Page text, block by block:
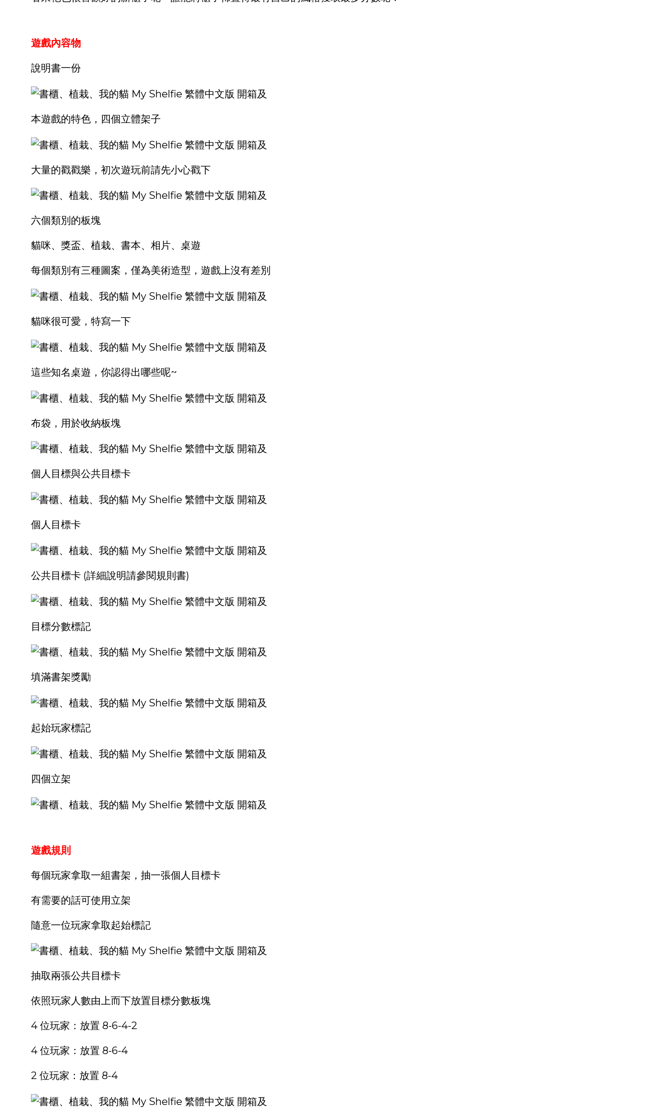
遊戲內容物
說明書一份
本遊戲的特色，四個立體架子
大量的戳戳樂，初次遊玩前請先小心戳下
六個類別的板塊
貓咪、獎盃、植栽、書本、相片、桌遊
每個類別有三種圖案，僅為美術造型，遊戲上沒有差別
貓咪很可愛，特寫一下
這些知名桌遊，你認得出哪些呢~
布袋，用於收納板塊
個人目標與公共目標卡
個人目標卡
公共目標卡 (詳細說明請參閱規則書)
目標分數標記
填滿書架獎勵
起始玩家標記
四個立架
遊戲規則
每個玩家拿取一組書架，抽一張個人目標卡
有需要的話可使用立架
隨意一位玩家拿取起始標記
抽取兩張公共目標卡
依照玩家人數由上而下放置目標分數板塊
4 位玩家：放置 8-6-4-2
4 位玩家：放置 8-6-4
2 位玩家：放置 8-4